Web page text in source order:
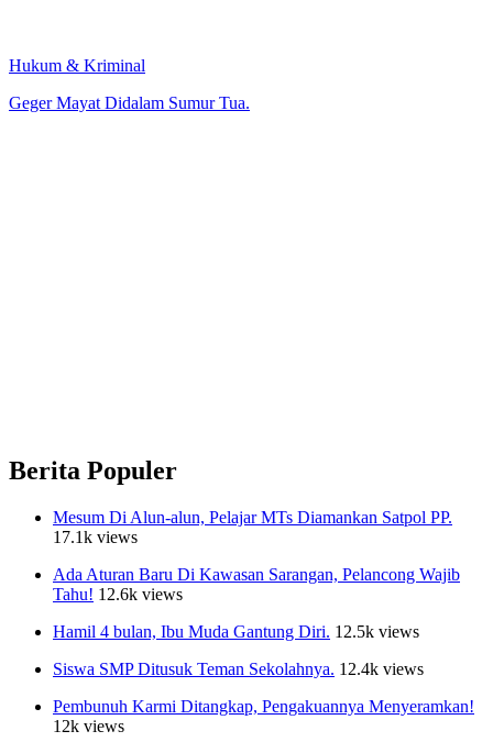
Hukum & Kriminal
Geger Mayat Didalam Sumur Tua.
Berita Populer
Mesum Di Alun-alun, Pelajar MTs Diamankan Satpol PP.
17.1k views
Ada Aturan Baru Di Kawasan Sarangan, Pelancong Wajib
Tahu! 12.6k views
Hamil 4 bulan, Ibu Muda Gantung Diri. 12.5k views
Siswa SMP Ditusuk Teman Sekolahnya. 12.4k views
Pembunuh Karmi Ditangkap, Pengakuannya Menyeramkan!
12k views